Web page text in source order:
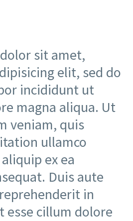
sit amet,
elit, sed do
incididunt ut
magna aliqua. Ut
veniam, quis
ullamco
ex ea
Duis aute
in
esse cillum dolore